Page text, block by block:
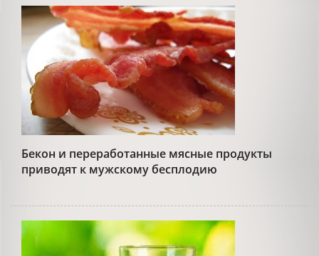
Бекон и переработанные мясные продукты
приводят к мужскому бесплодию